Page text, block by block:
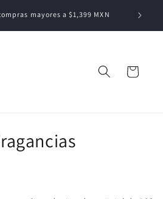
mayores a $1,399 MXN
Carrito